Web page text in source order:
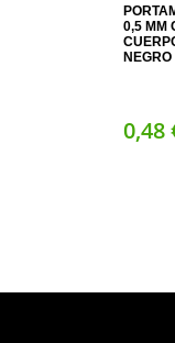
0,5 MM
NEGRO
0,48